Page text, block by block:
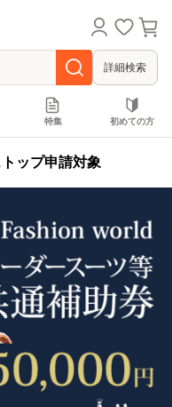
詳細検索
特集 初めての方
ップ申請対象